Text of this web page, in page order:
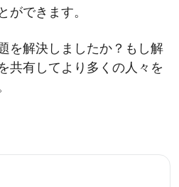
ができます。
を解決しましたか？もし解
共有してより多くの人々を